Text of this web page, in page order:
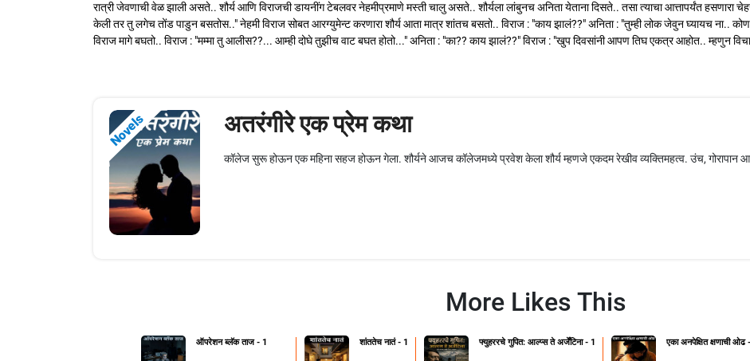
रात्री जेवणाची वेळ झाली असते.. शौर्य आणि विराजची डायनींग टेबलवर नेहमीप्रमाणे मस्ती चालु असते.. शौर्यला लांबुनच अनिता येताना दिसते.. तसा त्याचा आत्तापर्यंत हसणारा
केली तर तु लगेच तोंड पाडुन बसतोस.." नेहमी विराज सोबत आरग्युमेन्ट करणारा शौर्य आता मात्र शांतच बसतो.. विराज : "काय झालं??" अनिता : "तुम्ही लोक जेवुन घ्यायच ना..
विराज मागे बघतो.. विराज : "मम्मा तु आलीस??... आम्ही दोघे तुझीच वाट बघत होतो..." अनिता : "का?? काय झालं??" विराज : "खुप दिवसांनी आपण तिघ एकत्र आहोत.. म्हणुन
Novels अतरंगीरे एक प्रेम कथा
कॉलेज सुरू होऊन एक महिना सहज होऊन गेला. शौर्यने आजच कॉलेजमध्ये प्रवेश केला शौर्य म्हणजे एकदम रेखीव व्यक्तिमहत्व. उंच, गोरापान
More Likes This
ऑपरेशन ब्लॅक ताज - 1 शांततेच नातं - 1 फ्युहररचे गुपित: आल्प्स ते अर्जेंटिना - 1 एका अनपेक्षित क्षणाची ओढ